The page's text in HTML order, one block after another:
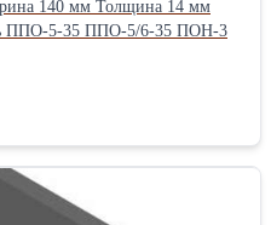
140 мм Толщина 14 мм
ППО-5-35 ППО-5/6-35 ПОН-3